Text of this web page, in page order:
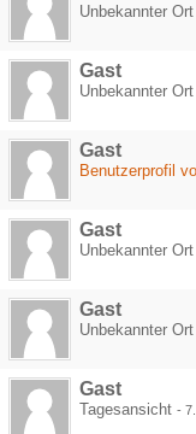
Unbekannter Ort
Gast
Unbekannter Ort
Gast
Benutzerprofil
Gast
Unbekannter Ort
Gast
Unbekannter Ort
Gast
Tagesansicht -